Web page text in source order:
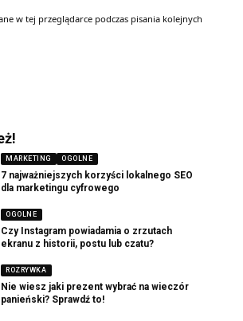
w tej przeglądarce podczas pisania kolejnych
MARKETING OGOLNE
7 najważniejszych korzyści lokalnego SEO
dla marketingu cyfrowego
OGOLNE
Czy Instagram powiadamia o zrzutach
ekranu z historii, postu lub czatu?
ROZRYWKA
Nie wiesz jaki prezent wybrać na wieczór
panieński? Sprawdź to!